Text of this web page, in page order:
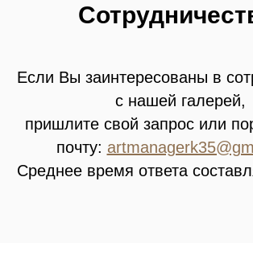
Если Вы заинтересованы в
с нашей галерей,
пришлите свой запрос или
почту:
Среднее время ответа